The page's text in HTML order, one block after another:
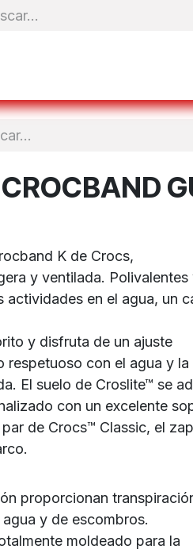
K de Crocs,
y ventilada. Polivalentes
actividades en el agua, un
y disfruta de un ajuste
respetuoso con el agua y la
El suelo de Croslite™ se
con un excelente
de Crocs™ Classic, el
proporcionan
y de escombros.
moldeado para la